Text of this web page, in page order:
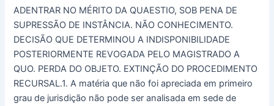
ADENTRAR NO MÉRITO DA QUAESTIO, SOB PENA DE
SUPRESSÃO DE INSTÂNCIA. NÃO CONHECIMENTO.
DECISÃO QUE DETERMINOU A INDISPONIBILIDADE
POSTERIORMENTE REVOGADA PELO MAGISTRADO A
QUO. PERDA DO OBJETO. EXTINÇÃO DO PROCEDIMENTO
RECURSAL.1. A matéria que não foi apreciada em primeiro
grau de jurisdição não pode ser analisada em sede de